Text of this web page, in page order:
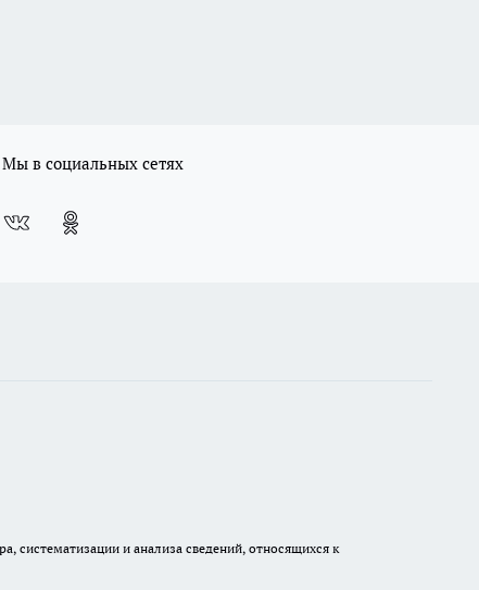
Мы в социальных сетях
систематизации и анализа сведений, относящихся к